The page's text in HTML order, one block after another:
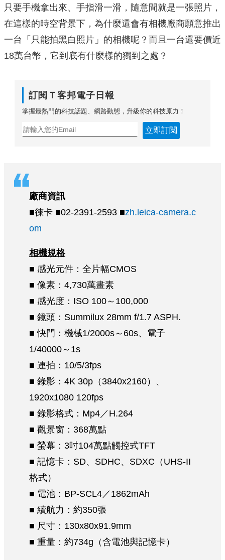
只要手機拿出來、手指滑一滑，隨意間就是一張照片，
在這樣的時空背景下，為什麼還會有相機廠商願意推出
一台「只能拍黑白照片」的相機呢？而且一台還要價近
18萬台幣，它到底有什麼樣的獨到之處？
訂閱Ｔ客邦電子日報
掌握最熱門的科技話題、網路動態，升級你的科技原力！
立即訂閱
廠商資訊
■徠卡 ■02-2391-2593 ■zh.leica-camera.c
om
相機規格
■ 感光元件：全片幅CMOS
■ 像素：4,730萬畫素
■ 感光度：ISO 100～100,000
■ 鏡頭：Summilux 28mm f/1.7 ASPH.
■ 快門：機械1/2000s～60s、電子
1/40000～1s
■ 連拍：10/5/3fps
■ 錄影：4K 30p（3840x2160）、
1920x1080 120fps
■ 錄影格式：Mp4／H.264
■ 觀景窗：368萬點
■ 螢幕：3吋104萬點觸控式TFT
■ 記憶卡：SD、SDHC、SDXC（UHS-II
格式）
■ 電池：BP-SCL4／1862mAh
■ 續航力：約350張
■ 尺寸：130x80x91.9mm
■ 重量：約734g（含電池與記憶卡）